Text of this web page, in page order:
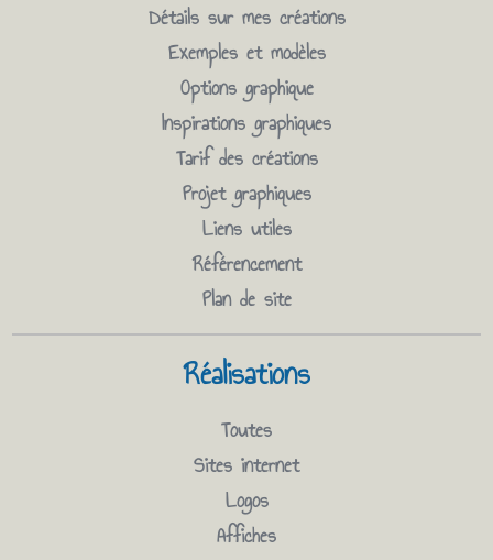
Détails sur mes créations
Exemples et modèles
Options graphique
Inspirations graphiques
Tarif des créations
Projet graphiques
Liens utiles
Référencement
Plan de site
Réalisations
Toutes
Sites internet
Logos
Affiches